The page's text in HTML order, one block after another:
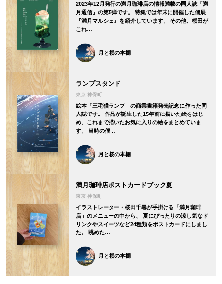
2023年12月発行の満月珈琲店の情報満載の同人誌「満
月通信」の第5弾です。 特集では年末に開催した個展
『満月マルシェ』を紹介しています。 その他、桜田が
これ…
月と桜の本棚
ランプスタンド
東京 神保町
絵本「三毛猫ランプ」の商業書籍発売記念に作った同
人誌です。 作品が誕生した15年前に描いた絵をはじ
め、これまで描いたお気に入りの絵をまとめていま
す。 当時の僕…
月と桜の本棚
満月珈琲店ポストカードブック夏
東京 神保町
イラストレーター・桜田千尋が手掛ける「満月珈琲
店」のメニューの中から、 夏にぴったりの涼し気なド
リンクやスイーツなど24種類をポストカードにしまし
た。 眺めた…
月と桜の本棚